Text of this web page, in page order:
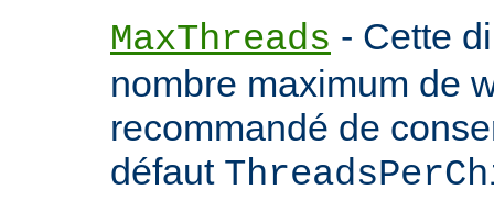
MaxThreads - Cette
nombre maximum de
recommandé de
défaut